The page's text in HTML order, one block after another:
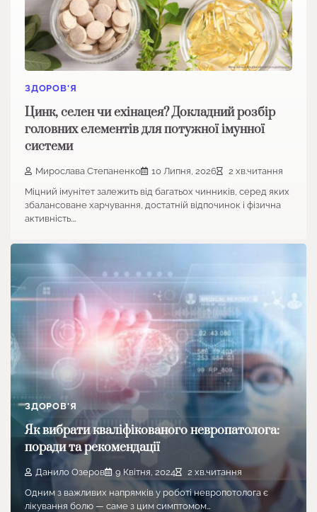
ЗДОРОВ'Я
Цинк, селен чи ехінацея? Докладний розбір
головних елементів для потужної імунної
системи
Мирослава Степаненко 10 Липня, 2026
2 хв.читання
Міцний імунітет залежить від багатьох чинників, серед яких
збалансоване харчування, достатній відпочинок і фізична
активність.…
ЗДОРОВ'Я
Як вибрати кваліфікованого невропатолога:
поради та рекомендації
Данило Озеров 9 Квітня, 2024
2 хв.читання
Одним з важливих напрямків у роботі невропотолога є
лікування болю — саме з цим симптомом…